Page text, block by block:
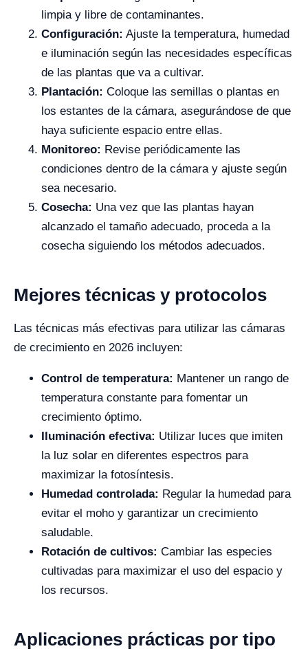
limpia y libre de contaminantes.
Configuración: Ajuste la temperatura, humedad
e iluminación según las necesidades específicas
de las plantas que va a cultivar.
Plantación: Coloque las semillas o plantas en
los estantes de la cámara, asegurándose de que
haya suficiente espacio entre ellas.
Monitoreo: Revise periódicamente las
condiciones dentro de la cámara y ajuste según
sea necesario.
Cosecha: Una vez que las plantas hayan
alcanzado el tamaño adecuado, proceda a la
cosecha siguiendo los métodos adecuados.
Mejores técnicas y protocolos
Las técnicas más efectivas para utilizar las cámaras
de crecimiento en 2026 incluyen:
Control de temperatura: Mantener un rango de
temperatura constante para fomentar un
crecimiento óptimo.
Iluminación efectiva: Utilizar luces que imiten
la luz solar en diferentes espectros para
maximizar la fotosíntesis.
Humedad controlada: Regular la humedad para
evitar el moho y garantizar un crecimiento
saludable.
Rotación de cultivos: Cambiar las especies
cultivadas para maximizar el uso del espacio y
los recursos.
Aplicaciones prácticas por tipo